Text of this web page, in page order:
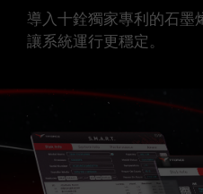
導入十銓獨家專利的石墨
讓系統運行更穩定。